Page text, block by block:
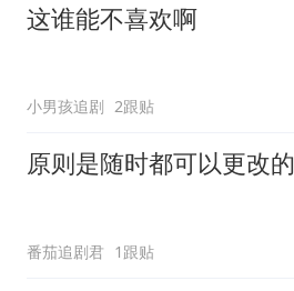
这谁能不喜欢啊
小男孩追剧 2跟贴
原则是随时都可以更改的
番茄追剧君 1跟贴